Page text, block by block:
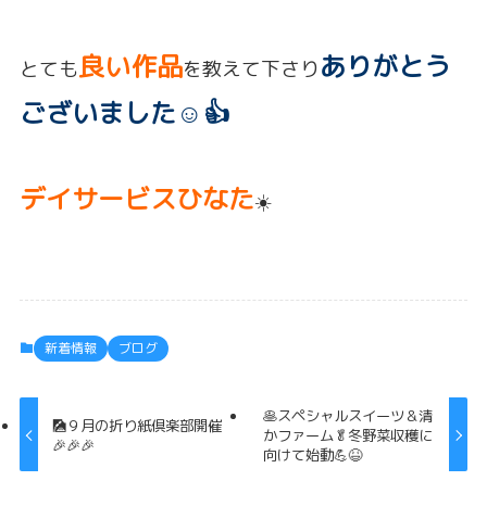
とても良い作品を教えて下さりありがとう
ございました☺️👍
デイサービスひなた☀️
新着情報 ブログ
🎑９月の折り紙倶楽部開催
🎉🎉🎉
🥞スペシャルスイーツ＆清
かファーム🥬冬野菜収穫に
向けて始動💪😆